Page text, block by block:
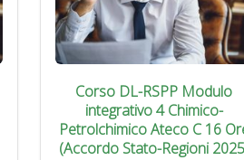
Corso DL-RSPP Modulo
integrativo 4 Chimico-
Petrolchimico Ateco C 16
(Accordo Stato-Regioni